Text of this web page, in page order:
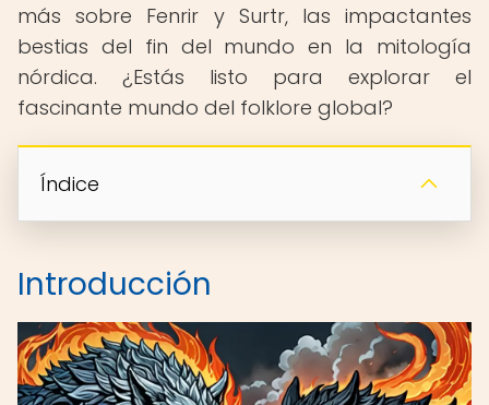
más sobre Fenrir y Surtr, las impactantes
bestias del fin del mundo en la mitología
nórdica. ¿Estás listo para explorar el
fascinante mundo del folklore global?
Índice
Introducción